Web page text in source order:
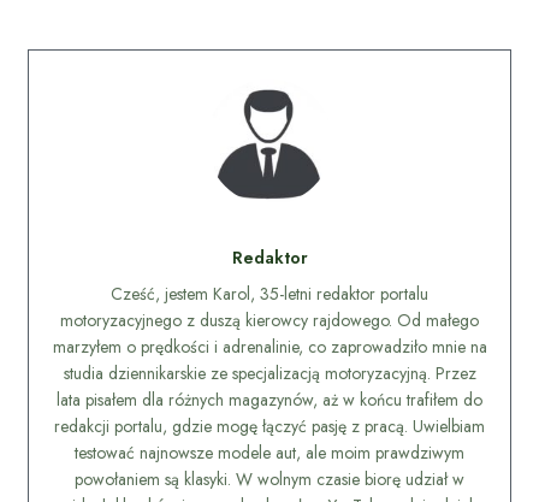
Redaktor
Cześć, jestem Karol, 35-letni redaktor portalu
motoryzacyjnego z duszą kierowcy rajdowego. Od małego
marzyłem o prędkości i adrenalinie, co zaprowadziło mnie na
studia dziennikarskie ze specjalizacją motoryzacyjną. Przez
lata pisałem dla różnych magazynów, aż w końcu trafiłem do
redakcji portalu, gdzie mogę łączyć pasję z pracą. Uwielbiam
testować najnowsze modele aut, ale moim prawdziwym
powołaniem są klasyki. W wolnym czasie biorę udział w